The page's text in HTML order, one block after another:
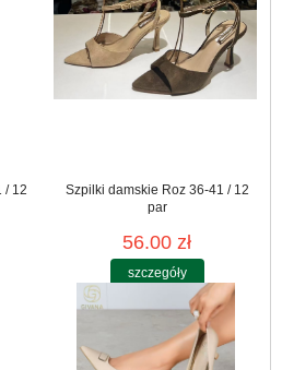
/ 12
Szpilki damskie Roz 36-41 / 12
par
56.00 zł
szczegóły